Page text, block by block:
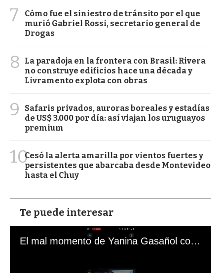
7
Cómo fue el siniestro de tránsito por el que
murió Gabriel Rossi, secretario general de
Drogas
8
La paradoja en la frontera con Brasil: Rivera
no construye edificios hace una década y
Livramento explota con obras
9
Safaris privados, auroras boreales y estadías
de US$ 3.000 por día: así viajan los uruguayos
premium
10Cesó la alerta amarilla por vientos fuertes y
persistentes que abarcaba desde Montevideo
hasta el Chuy
Te puede interesar
El mal momento de Yanina Gasañol con un hincha argentino en "Subrayado"